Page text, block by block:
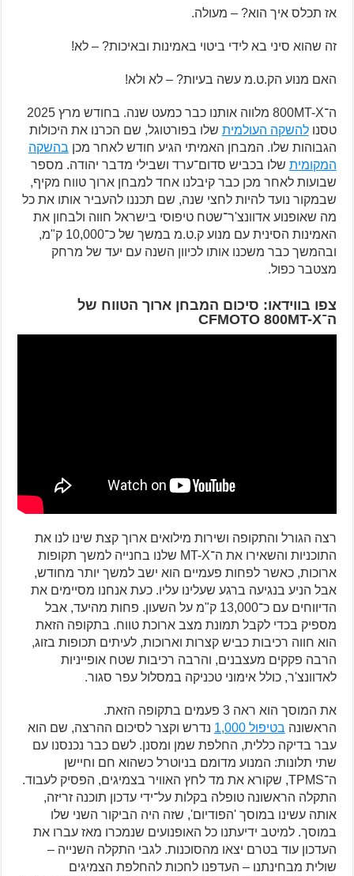
אז תכלס איך הוא? – מעולה.
זה שהוא סיני בא לידי ביטוי באמינות ובאיכות? – לא!
האם מנוע הק.ט.מ עשה בעיות? – לא ולא!
ה־800MT-X מלווה אותנו כבר כמעט שנה. בחודש מרץ 2025
טסנולהשקה העולמית שלו בפורטוגל, שם הכרנו את היכולות
הגבוהות שלו. המבחן האמיתי הגיע חודש לאחר מכן בהשקה
המקומית שלו בכביש סדום־ערד ושבילי מדבר יהודה. מספר
שבועות לאחר מכן כבר קיבלנו אחד למבחן ארוך טווח מקיף,
שבמקור נועד להיות לחצי שנה, שם תכננו להעביר אותו את כל
מה שאופנוע אדוונצ'ר־שטח טיפוסי בישראל חווה ולבחון את
האמינות הסינית עם מנוע ק.ט.מ במשך של כ־10,000 ק"מ,
ובהמשך כבר משכנו אותו לכיוון השנה עם יעד של מרחק
מצטבר כפול.
צפו בווידאו: סיכום המבחן ארוך הטווח של
ה־CFMOTO 800MT-X
רצה הגורל והתקופה ושירות מילואים ארוך קצת שינו לנו את
התוכניות והשאירו את ה־MT-X שלנו בחנייה למשך תקופות
ארוכות, כאשר לפחות פעמיים הוא ישב למשך יותר מחודש,
אבל הניע בנגיעה ברגע שעלינו עליו. כעת אנחנו מסיימים את
הדיווחים עם כ־13,000 ק"מ על השעון. פחות מהיעד, אבל
מספיק בכדי לקבל תמונת מצב ארוכת טווח. בתקופה הזאת
הוא חווה רכיבות כביש קצרות וארוכות, לעיתים תכופות בזוג,
הרבה פקקים מעצבנים, והרבה רכיבות שטח אופייניות
לאדוונצ'ר, כולל אימוני טכניקה במסלול עפר סגור.
את המוסך הוא ראה 3 פעמים בתקופה הזאת.
הראשונה בטיפול 1,000
נדרש וקצר לסיכום ההרצה, שם הוא
עבר בדיקה כללית, החלפת שמן ומסנן. לשם כבר נכנסנו עם
שתי תלונות: המנוע מדומם בניוטרל כשהוא חם וחיישן
ה־TPMS, שקורא את מד לחץ האוויר בצמיגים, הפסיק לעבוד.
התקלה הראשונה טופלה בקלות על־ידי עדכון תוכנה זריזה,
אותה עשינו במוסך 'הפודיום', שזה היה הביקור השני שלו
במוסך. למיטב ידיעתנו כל האופנועים שנמכרו מאז עברו את
העדכון עוד בטרם יצאו מהסוכנות. לגבי התקלה השנייה –
שולית מבחינתנו – העדפנו לחכות להחלפת הצמיגים